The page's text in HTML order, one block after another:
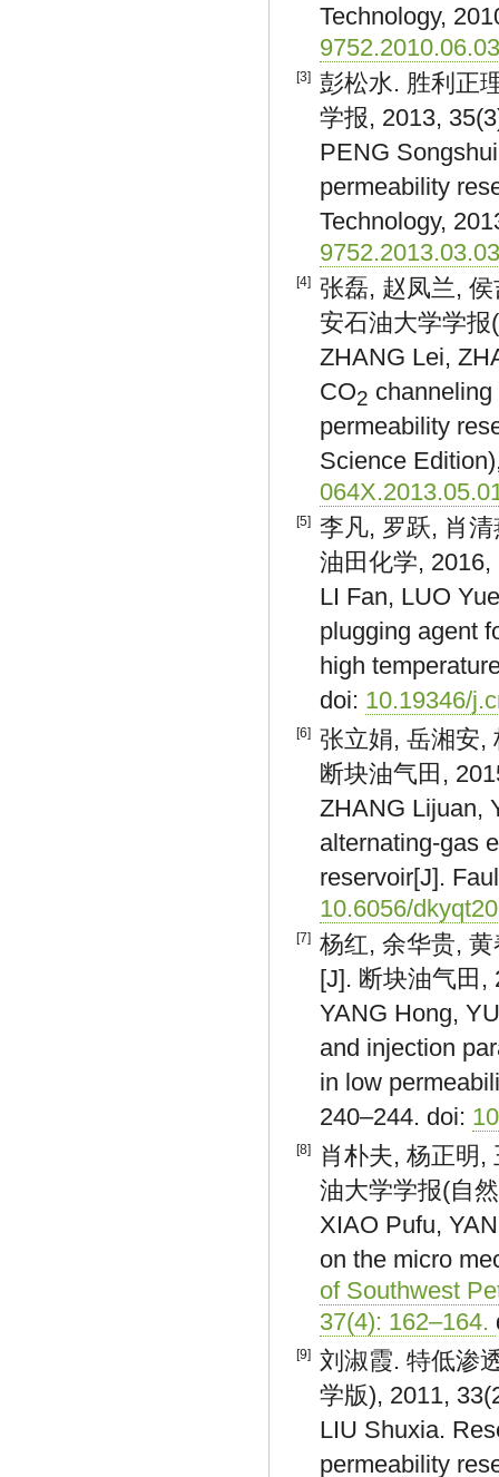
Technology,
[3] 彭松水. 胜利正
学报, 2013,
PENG
permeability
Technology,
[4] 张磊, 赵凤兰,
安石油大学学报
ZHANG Lei,
CO2
permeability
Science
[5] 李凡, 罗跃, 肖
油田化学, 2016,
LI Fan, LUO
plugging agent
high
doi: 10.19346/
[6] 张立娟, 岳湘安,
断块油气田,
ZHANG Lijuan,
alternating-gas
reservoir[J].
10.6056/
[7] 杨红, 余华贵,
[J]. 断块油气田,
YANG Hong,
and injection
in low
240–244. doi:
[8]
肖朴夫, 杨正明,
油大学学报(自
XIAO Pufu,
on the micro
of Southwest
37(4): 162–164.
[9] 刘淑霞. 特低渗
学版), 2011,
LIU Shuxia.
permeability